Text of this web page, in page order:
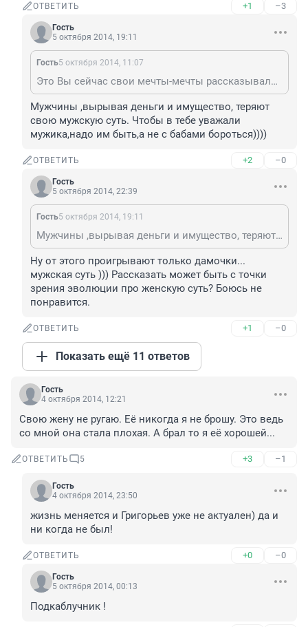
ОТВЕТИТЬ +1 –3
Гость
5 октября 2014, 19:11
Гость5 октября 2014, 11:07
Это Вы сейчас свои мечты-мечты рассказывали? Губешки закатайте, большинство мужчин уже давно прочитали Новоселова и раскрыли глазки на которые им "социум" успешно с дамочками пытались розовые очечки нацепить )))
Мужчины ,вырывая деньги и имущество, теряют
свою мужскую суть. Чтобы в тебе уважали
мужика,надо им быть,а не с бабами бороться))))
ОТВЕТИТЬ +2 –0
Гость
5 октября 2014, 22:39
Гость5 октября 2014, 19:11
Мужчины ,вырывая деньги и имущество, теряют свою мужскую суть. Чтобы в тебе уважали мужика,надо им быть,а не с бабами бороться))))
Ну от этого проигрывают только дамочки...
мужская суть ))) Рассказать может быть с точки
зрения эволюции про женскую суть? Боюсь не
понравится.
ОТВЕТИТЬ +1 –0
Показать ещё 11 ответов
Гость
4 октября 2014, 12:21
Свою жену не ругаю. Её никогда я не брошу. Это ведь
со мной она стала плохая. А брал то я её хорошей...
ОТВЕТИТЬ 5 +3 –1
Гость
4 октября 2014, 23:50
жизнь меняется и Григорьев уже не актуален) да и
ни когда не был!
ОТВЕТИТЬ +0 –0
Гость
5 октября 2014, 00:13
Подкаблучник !